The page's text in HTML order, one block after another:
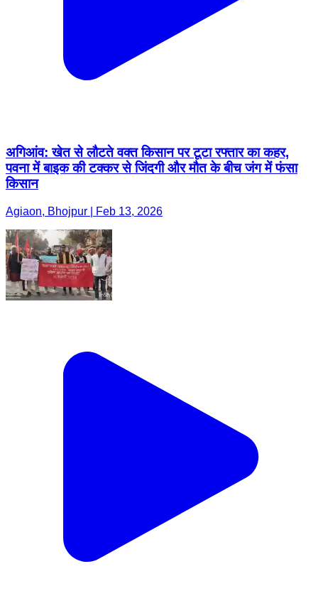
अगिआंव: खेत से लौटते वक्त किसान पर टूटा रफ्तार का कहर,
पवना में बाइक की टक्कर से जिंदगी और मौत के बीच जंग में फंसा
किसान
Agiaon, Bhojpur | Feb 13, 2026